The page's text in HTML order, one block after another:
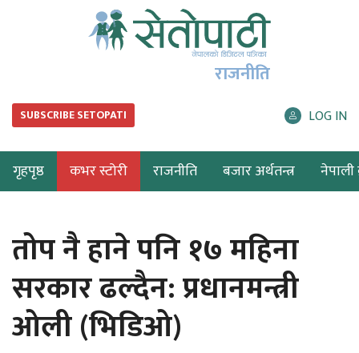
राजनीति
SUBSCRIBE SETOPATI LOG IN
गृहपृष्ठ कभर स्टोरी राजनीति बजार अर्थतन्त्र नेपाली
तोप नै हाने पनि १७ महिना
सरकार ढल्दैन: प्रधानमन्त्री
ओली (भिडिओ)